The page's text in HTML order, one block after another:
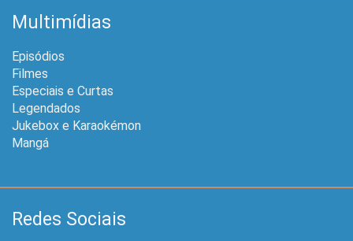
Multimídias
Episódios
Filmes
Especiais e Curtas
Legendados
Jukebox e Karaokémon
Mangá
Redes Sociais